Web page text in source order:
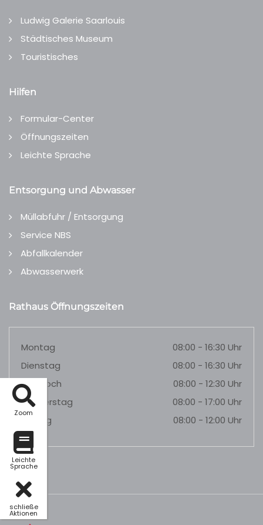
Zoom
Leichte
Sprache
schließe
Aktionen
Ludwig Galerie Saarlouis
Städtisches Museum
Touristisches
Hilfen
Formular-Center
Öffnungszeiten
Leichte Sprache
Entsorgung und Abwasser
Müllabfuhr / Entsorgung
Service NBS
Abfallkalender
Abwasserwerk
Rathaus Öffnungszeiten
Montag
08:00 - 16:30 Uhr
Dienstag
08:00 - 16:30 Uhr
Mittwoch
08:00 - 12:30 Uhr
Donnerstag
08:00 - 17:00 Uhr
Freitag
08:00 - 12:00 Uhr